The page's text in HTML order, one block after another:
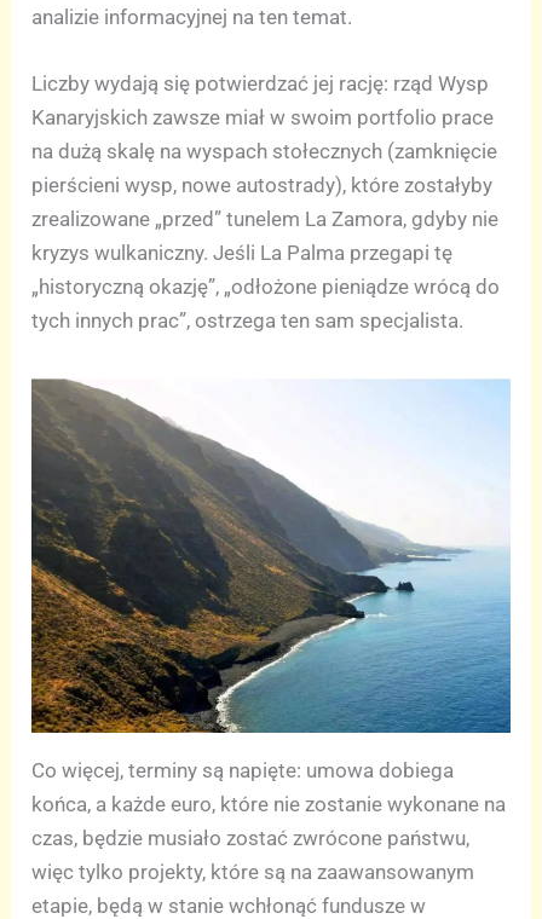
analizie informacyjnej na ten temat.
Liczby wydają się potwierdzać jej rację: rząd Wysp
Kanaryjskich zawsze miał w swoim portfolio prace
na dużą skalę na wyspach stołecznych (zamknięcie
pierścieni wysp, nowe autostrady), które zostałyby
zrealizowane „przed” tunelem La Zamora, gdyby nie
kryzys wulkaniczny. Jeśli La Palma przegapi tę
„historyczną okazję”, „odłożone pieniądze wrócą do
tych innych prac”, ostrzega ten sam specjalista.
Co więcej, terminy są napięte: umowa dobiega
końca, a każde euro, które nie zostanie wykonane na
czas, będzie musiało zostać zwrócone państwu,
więc tylko projekty, które są na zaawansowanym
etapie, będą w stanie wchłonąć fundusze w